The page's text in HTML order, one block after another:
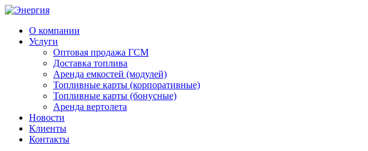
О компании
Услуги
Оптовая продажа ГСМ
Доставка топлива
Аренда емкостей (модулей)
Топливные карты (корпоративные)
Топливные карты (бонусные)
Аренда вертолета
Новости
Клиенты
Контакты